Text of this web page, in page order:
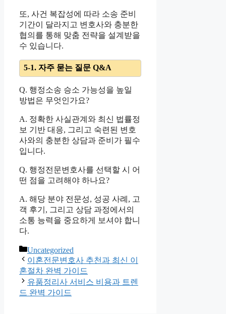
또, 사건 복잡성에 따라 소송 준비
기간이 달라지고 변호사와 충분한
협의를 통해 맞춤 전략을 설계받을
수 있습니다.
5-1. 자주 묻는 질문 Q&A
Q. 행정소송 승소 가능성을 높일
방법은 무엇인가요?
A. 정확한 사실관계와 최신 법률정
보 기반 대응, 그리고 숙련된 변호
사와의 충분한 상담과 준비가 필수
입니다.
Q. 행정전문변호사를 선택할 시 어
떤 점을 고려해야 하나요?
A. 해당 분야 전문성, 성공 사례, 고
객 후기, 그리고 상담 과정에서의
소통 능력을 중요하게 보셔야 합니
다.
Categories
Uncategorized
이혼전문변호사 추천과 최신 이
혼절차 완벽 가이드
유품정리사 서비스 비용과 트렌
드 완벽 가이드